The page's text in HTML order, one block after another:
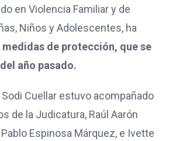
en Violencia Familiar y de
Niños y Adolescentes, ha
medidas de protección, que se
año pasado.
Cuellar estuvo acompañado
de la Judicatura, Raúl Aarón
Espinosa Márquez, e Ivette